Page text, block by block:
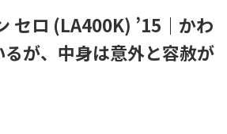
セロ (LA400K) ’15｜かわ
が、中身は意外と容赦が